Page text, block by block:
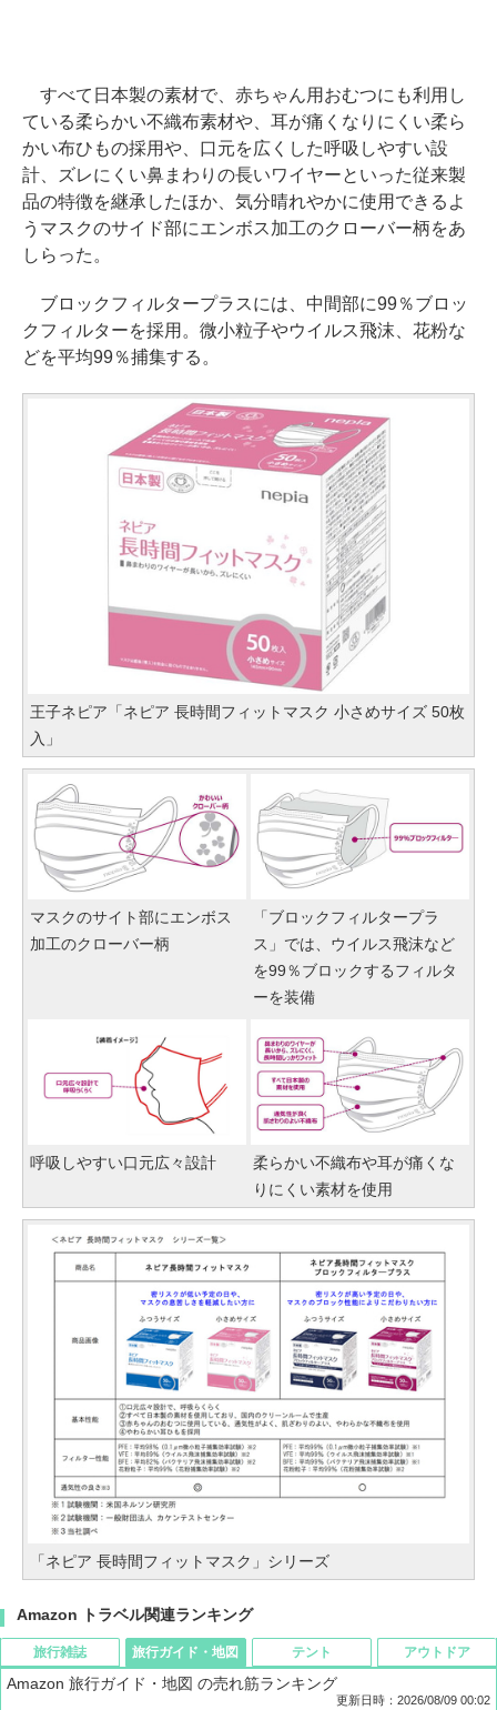
すべて日本製の素材で、赤ちゃん用おむつにも利用し
ている柔らかい不織布素材や、耳が痛くなりにくい柔ら
かい布ひもの採用や、口元を広くした呼吸しやすい設
計、ズレにくい鼻まわりの長いワイヤーといった従来製
品の特徴を継承したほか、気分晴れやかに使用できるよ
うマスクのサイド部にエンボス加工のクローバー柄をあ
しらった。
ブロックフィルタープラスには、中間部に99％ブロッ
クフィルターを採用。微小粒子やウイルス飛沫、花粉な
どを平均99％捕集する。
王子ネピア「ネピア 長時間フィットマスク 小さめサイズ 50枚
入」
マスクのサイト部にエンボス
加工のクローバー柄
「ブロックフィルタープラ
ス」では、ウイルス飛沫など
を99％ブロックするフィルタ
ーを装備
呼吸しやすい口元広々設計
柔らかい不織布や耳が痛くな
りにくい素材を使用
「ネピア 長時間フィットマスク」シリーズ
Amazon トラベル関連ランキング
旅行雑誌 旅行ガイド・地図
Amazon 旅行ガイド・地図 の売れ筋ランキング
更新日時：2026/08/09 00:02
テント アウトドア